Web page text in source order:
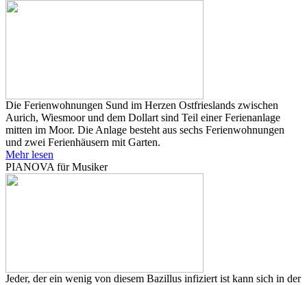
Die Ferienwohnungen Sund im Herzen Ostfrieslands zwischen
Aurich, Wiesmoor und dem Dollart sind Teil einer Ferienanlage
mitten im Moor. Die Anlage besteht aus sechs Ferienwohnungen
und zwei Ferienhäusern mit Garten.
Mehr lesen
PIANOVA für Musiker
Jeder, der ein wenig von diesem Bazillus infiziert ist kann sich in der